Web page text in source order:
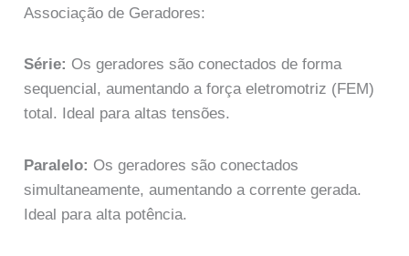
Associação de Geradores:
Série: Os geradores são conectados de forma
sequencial, aumentando a força eletromotriz (FEM)
total. Ideal para altas tensões.
Paralelo: Os geradores são conectados
simultaneamente, aumentando a corrente gerada.
Ideal para alta potência.